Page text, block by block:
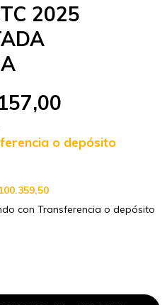
2025
o depósito
con Transferencia o depósito